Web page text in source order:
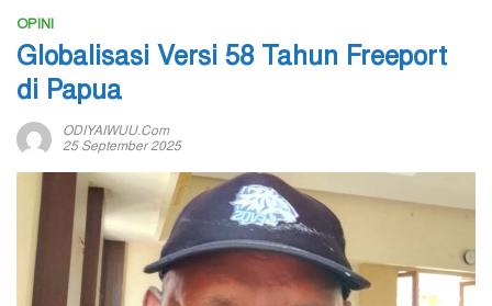
OPINI
Globalisasi Versi 58 Tahun Freeport
di Papua
ODIYAIWUU.com
25 September 2025